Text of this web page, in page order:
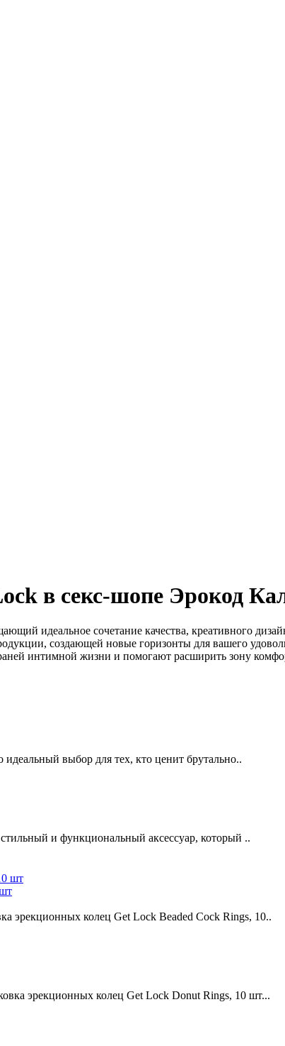
в секс-шопе Эрокод
идеальное сочетание качества, креативного
создающей новые горизонты для вашего
интимной жизни и помогают расширить зону
выбор для тех, кто ценит брутально..
и функциональный аксессуар, который ..
эрекционных колец Get Lock Beaded Cock Rings, 10..
эрекционных колец Get Lock Donut Rings, 10 шт...